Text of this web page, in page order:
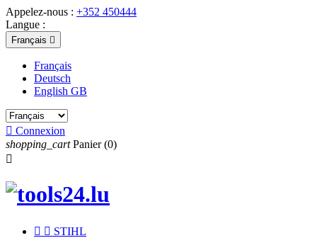
Appelez-nous : +352 450444
Langue :
Français 
Français
Deutsch
English GB
 Connexion
shopping_cart Panier (0)

  STIHL